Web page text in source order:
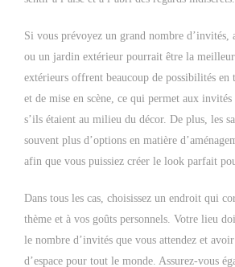
Si vous prévoyez un grand nombre d’invités,
ou un jardin extérieur pourrait être la
extérieurs offrent beaucoup de possibilités en
et de mise en scène, ce qui permet aux
s’ils étaient au milieu du décor. De plus, les
souvent plus d’options en matière
afin que vous puissiez créer le look parfait
Dans tous les cas, choisissez un endroit qui
thème et à vos goûts personnels. Votre lieu
le nombre d’invités que vous attendez et
d’espace pour tout le monde. Assurez-vous